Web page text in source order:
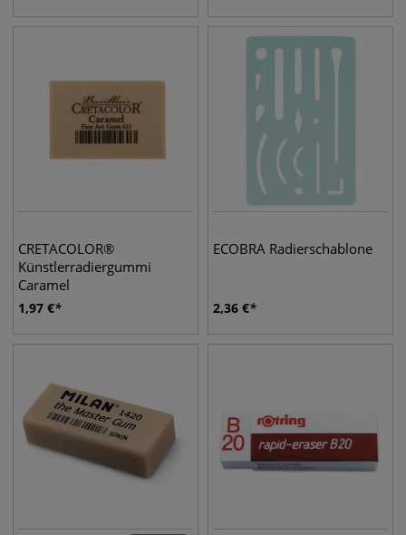
CRETACOLOR®
Künstlerradiergummi
Caramel
1,97 €
ECOBRA Radierschablone
2,36 €